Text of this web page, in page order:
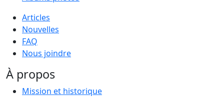
Articles
Nouvelles
FAQ
Nous joindre
À propos
Mission et historique